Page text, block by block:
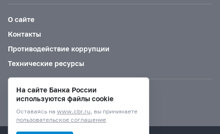
О сайте
Контакты
Противодействие коррупции
Технические ресурсы
Версия для слабовидящих
На сайте Банка России
используются файлы cookie
Оставаясь на www.cbr.ru, вы принимаете
пользовательское соглашение